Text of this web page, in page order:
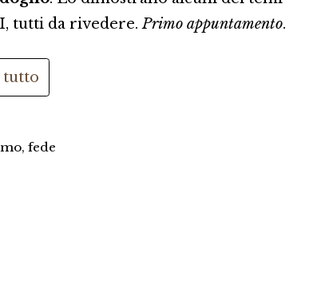
tutti da rivedere.Primo appuntamento.
tutto
,fede